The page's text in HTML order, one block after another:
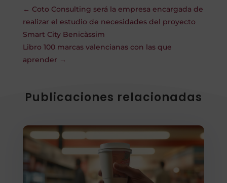
← Coto Consulting será la empresa encargada de
realizar el estudio de necesidades del proyecto
Smart City Benicàssim
Libro 100 marcas valencianas con las que
aprender →
Publicaciones relacionadas